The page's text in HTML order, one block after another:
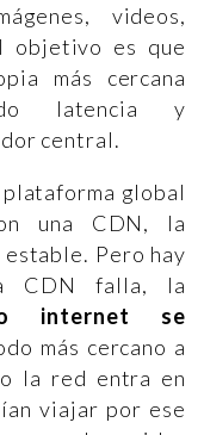
videos,
objetivo es que
más cercana
latencia y
central.
global
una CDN, la
Pero hay
CDN falla, la
internet se
más cercano a
la red entra en
viajar por ese